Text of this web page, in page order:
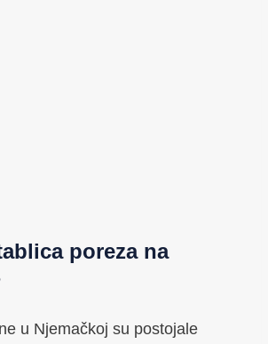
poreza na
u Njemačkoj su postojale